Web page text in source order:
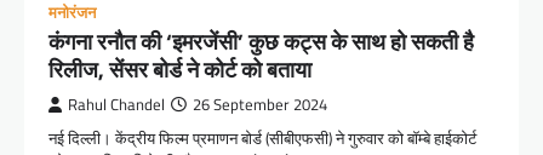
मनोरंजन
कंगना रनौत की ‘इमरजेंसी’ कुछ कट्स के साथ हो सकती है
रिलीज, सेंसर बोर्ड ने कोर्ट को बताया
Rahul Chandel 26 September 2024
नई दिल्ली। केंद्रीय फिल्म प्रमाणन बोर्ड (सीबीएफसी) ने गुरुवार को बॉम्बे हाईकोर्ट